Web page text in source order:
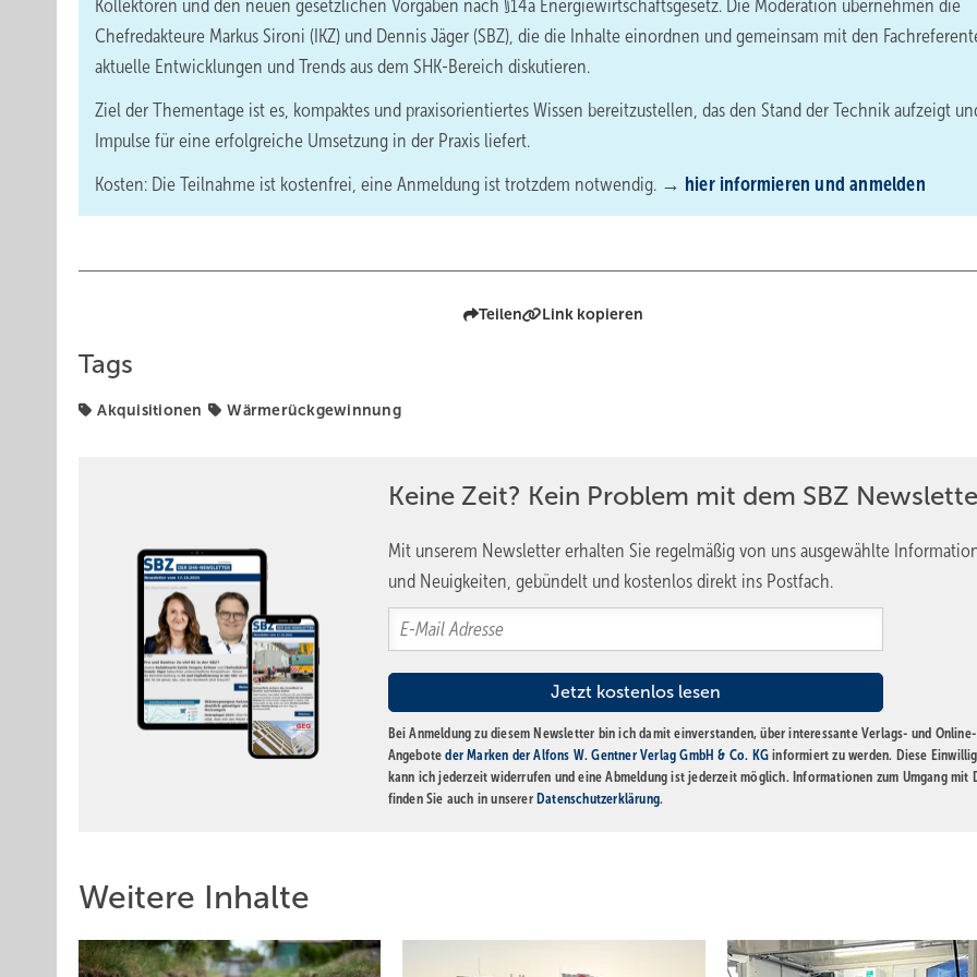
Kollektoren und den neuen gesetzlichen Vorgaben nach §14a Energiewirtschaftsgesetz. Die Moderation übernehmen die
Chefredakteure Markus Sironi (IKZ) und Dennis Jäger (SBZ), die die Inhalte einordnen und gemeinsam mit den
aktuelle Entwicklungen und Trends aus dem SHK-Bereich diskutieren.
Ziel der Thementage ist es, kompaktes und praxisorientiertes Wissen bereitzustellen, das den Stand der Technik aufzeigt
Impulse für eine erfolgreiche Umsetzung in der Praxis liefert.
Kosten: Die Teilnahme ist kostenfrei, eine Anmeldung ist trotzdem notwendig. → hier informieren und anmelden
Teilen Link kopieren
Tags
Akquisitionen Wärmerückgewinnung
Keine Zeit? Kein Problem mit dem SBZ
Mit unserem Newsletter erhalten Sie regelmäßig von uns ausgewählte
und Neuigkeiten, gebündelt und kostenlos direkt ins Postfach.
Bei Anmeldung zu diesem Newsletter bin ich damit einverstanden, über interessante Verlags- und Online-
Angeboteder Marken der Alfons W. Gentner Verlag GmbH & Co. KG informiert zu werden. Diese
kann ich jederzeit widerrufen und eine Abmeldung ist jederzeit möglich. Informationen zum Umgang mit
finden Sie auch in unserer Datenschutzerklärung.
Weitere Inhalte